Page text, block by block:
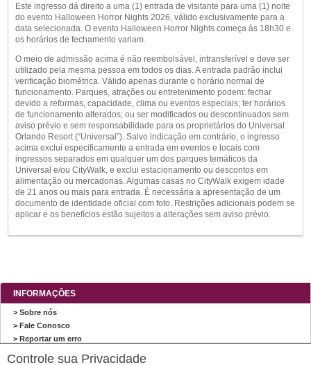
Este ingresso dá direito a uma (1) entrada de visitante para uma (1) noite
do evento Halloween Horror Nights 2026, válido exclusivamente para a
data selecionada. O evento Halloween Horror Nights começa às 18h30 e
os horários de fechamento variam.
O meio de admissão acima é não reembolsável, intransferível e deve ser
utilizado pela mesma pessoa em todos os dias. A entrada padrão inclui
verificação biométrica. Válido apenas durante o horário normal de
funcionamento. Parques, atrações ou entretenimento podem: fechar
devido a reformas, capacidade, clima ou eventos especiais; ter horários
de funcionamento alterados; ou ser modificados ou descontinuados sem
aviso prévio e sem responsabilidade para os proprietários do Universal
Orlando Resort (“Universal”). Salvo indicação em contrário, o ingresso
acima exclui especificamente a entrada em eventos e locais com
ingressos separados em qualquer um dos parques temáticos da
Universal e/ou CityWalk, e exclui estacionamento ou descontos em
alimentação ou mercadorias. Algumas casas no CityWalk exigem idade
de 21 anos ou mais para entrada. É necessária a apresentação de um
documento de identidade oficial com foto. Restrições adicionais podem se
aplicar e os benefícios estão sujeitos a alterações sem aviso prévio.
INFORMAÇÕES
> Sobre nós
> Fale Conosco
> Reportar um erro
Controle sua Privacidade